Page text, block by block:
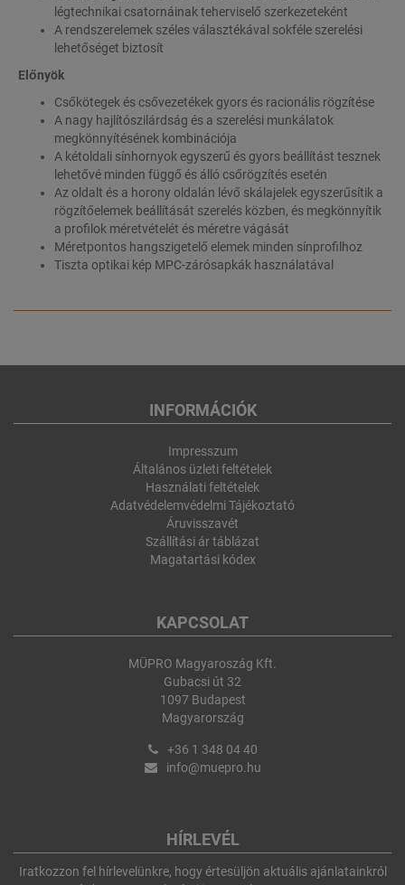
légtechnikai csatornáinak teherviselő szerkezeteként
A rendszerelemek széles választékával sokféle szerelési
lehetőséget biztosít
Előnyök
Csőkötegek és csővezetékek gyors és racionális rögzítése
A nagy hajlítószilárdság és a szerelési munkálatok
megkönnyítésének kombinációja
A kétoldali sínhornyok egyszerű és gyors beállítást tesznek
lehetővé minden függő és álló csőrögzítés esetén
Az oldalt és a horony oldalán lévő skálajelek egyszerűsítik a
rögzítőelemek beállítását szerelés közben, és megkönnyítik
a profilok méretvételét és méretre vágását
Méretpontos hangszigetelő elemek minden sínprofilhoz
Tiszta optikai kép MPC-zárósapkák használatával
INFORMÁCIÓK
Impresszum
Általános üzleti feltételek
Használati feltételek
Adatvédelemvédelmi Tájékoztató
Áruvisszavét
Szállítási ár táblázat
Magatartási kódex
KAPCSOLAT
MÜPRO Magyaroszág Kft.
Gubacsi út 32
1097 Budapest
Magyarország
+36 1 348 04 40
info@muepro.hu
HÍRLEVÉL
Iratkozzon fel hírlevelünkre, hogy értesüljön aktuális ajánlatainkról